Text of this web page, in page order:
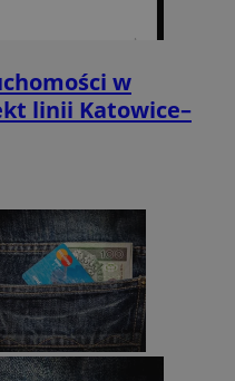
w
linii Katowice–